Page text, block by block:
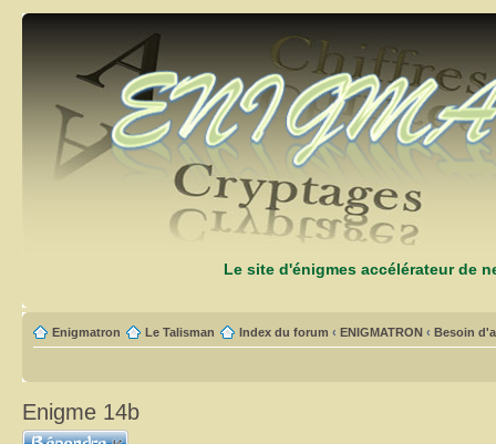
Le site d'énigmes accélérateur de
Enigmatron Le Talisman Index du forum ‹ ENIGMATRON ‹ Besoin
Enigme 14b
Répondre